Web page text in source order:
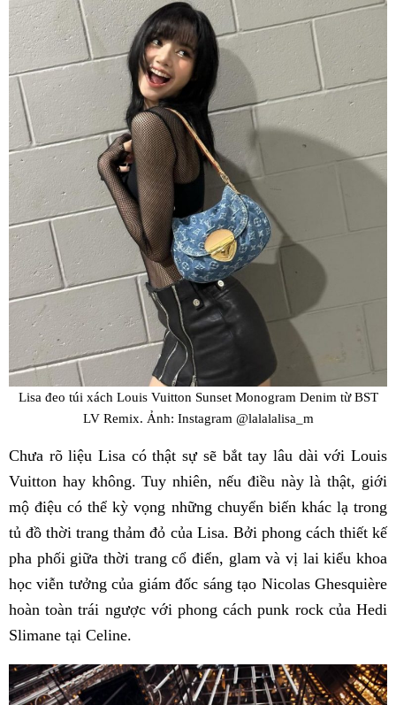
Lisa đeo túi xách Louis Vuitton Sunset Monogram Denim từ BST
LV Remix. Ảnh: Instagram @lalalalisa_m
Chưa rõ liệu Lisa có thật sự sẽ bắt tay lâu dài với Louis
Vuitton hay không. Tuy nhiên, nếu điều này là thật, giới
mộ điệu có thể kỳ vọng những chuyển biến khác lạ trong
tủ đồ thời trang thảm đỏ của Lisa. Bởi phong cách thiết kế
pha phối giữa thời trang cổ điển, glam và vị lai kiểu khoa
học viễn tưởng của giám đốc sáng tạo Nicolas Ghesquière
hoàn toàn trái ngược với phong cách punk rock của Hedi
Slimane tại Celine.